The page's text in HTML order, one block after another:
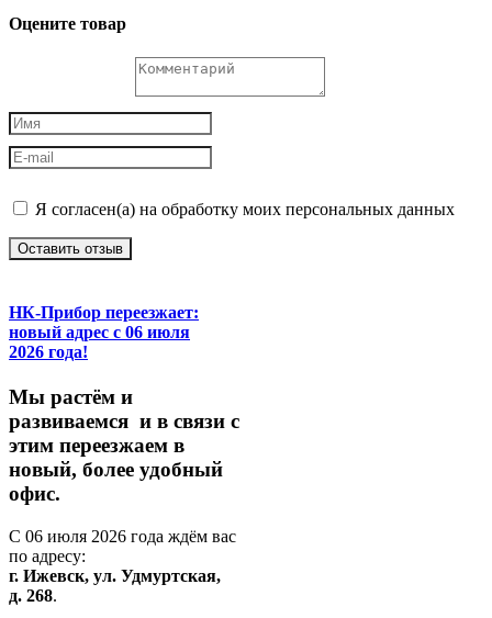
Оцените товар
Я согласен(а) на обработку моих персональных данных
Оставить отзыв
НК-Прибор переезжает:
новый адрес с 06 июля
2026 года!
Мы растём и
развиваемся и в связи с
этим переезжаем в
новый, более удобный
офис.
С 06 июля 2026 года ждём вас
по адресу:
г. Ижевск, ул. Удмуртская,
д. 268.